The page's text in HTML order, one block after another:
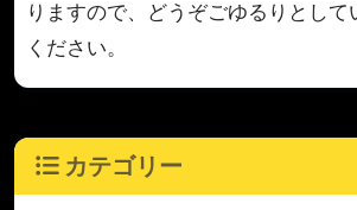
りますので、どうぞごゆるりとして
ください。
カテゴリー